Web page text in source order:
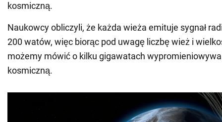
kosmiczną.
Naukowcy obliczyli, że każda wieża emituje sygnał
200 watów, więc biorąc pod uwagę liczbę wież i
możemy mówić o kilku gigawatach
kosmiczną.